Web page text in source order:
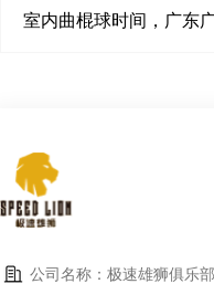
球教学，比橄榄球更适
室内曲棍球时间，广东
公司名称：极速雄狮俱乐部